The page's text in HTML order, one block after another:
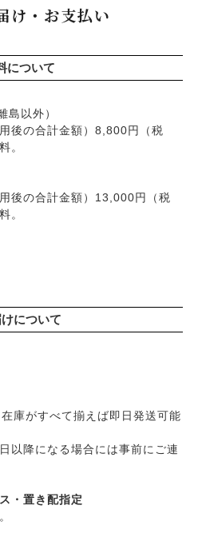
ア
など
プー
き
味料
）
ツ）
ック）
ネラル
け・お支払い
について
島以外）
後の合計金額）8,800円（税
。
後の合計金額）13,000円（税
。
について
庫がすべて揃えば即日発送可能
以降になる場合には事前にご連
・置き配指定